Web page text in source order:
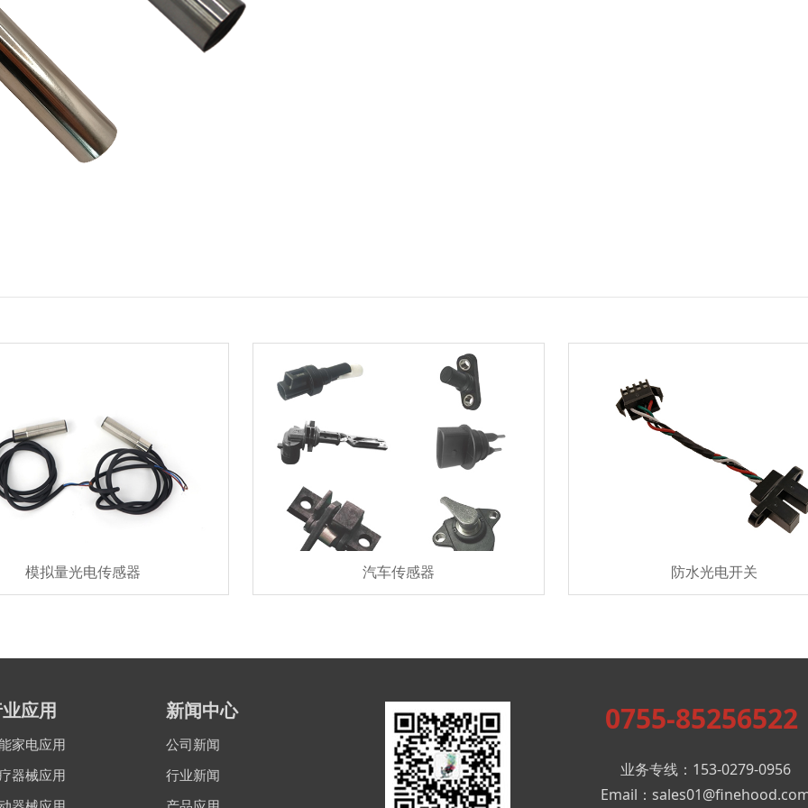
模拟量光电传感器 汽车传感器 防水光电开关
应用
家电应用
器械应用
新闻中心
公司新闻
行业新闻
0755-85256522
业务专线：153-0279-0956
Email：